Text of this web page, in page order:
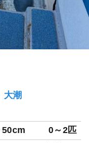
大潮
0～2匹